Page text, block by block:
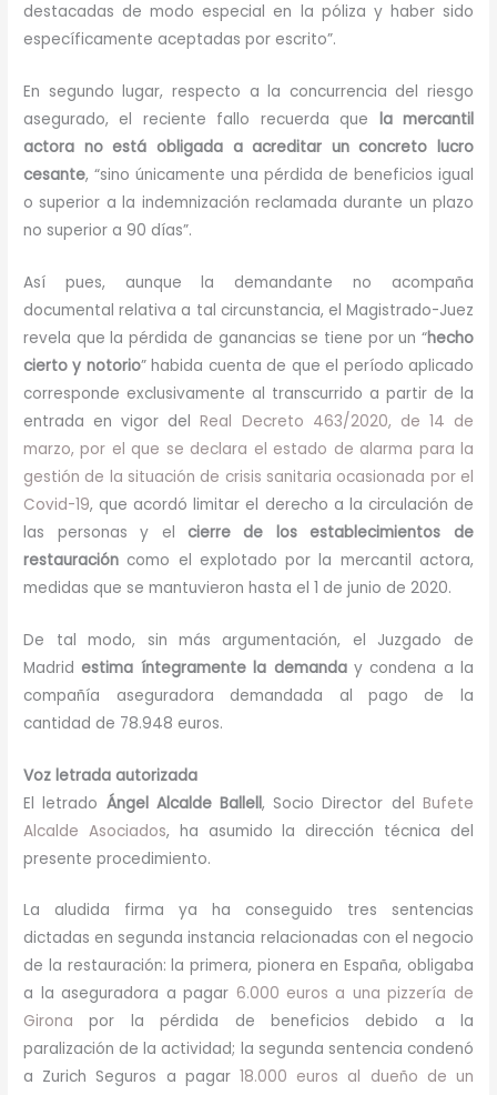
destacadas de modo especial en la póliza y haber sido
específicamente aceptadas por escrito”.
En segundo lugar, respecto a la concurrencia del riesgo
asegurado, el reciente fallo recuerda que la mercantil
actora no está obligada a acreditar un concreto lucro
cesante, “sino únicamente una pérdida de beneficios igual
o superior a la indemnización reclamada durante un plazo
no superior a 90 días”.
Así pues, aunque la demandante no acompaña
documental relativa a tal circunstancia, el Magistrado-Juez
revela que la pérdida de ganancias se tiene por un “hecho
cierto y notorio” habida cuenta de que el período aplicado
corresponde exclusivamente al transcurrido a partir de la
entrada en vigor delReal Decreto 463/2020, de 14 de
marzo, por el que se declara el estado de alarma para la
gestión de la situación de crisis sanitaria ocasionada por el
Covid-19, que acordó limitar el derecho a la circulación de
las personas y el cierre de los establecimientos de
restauración como el explotado por la mercantil actora,
medidas que se mantuvieron hasta el 1 de junio de 2020.
De tal modo, sin más argumentación, el Juzgado de
Madridestima íntegramente la demanday condena a la
compañía aseguradora demandada al pago de la
cantidad de 78.948 euros.
Voz letrada autorizada
El letrado Ángel Alcalde Ballell, Socio Director del Bufete
Alcalde Asociados, ha asumido la dirección técnica del
presente procedimiento.
La aludida firma ya ha conseguido tres sentencias
dictadas en segunda instancia relacionadas con el negocio
de la restauración: la primera, pionera en España, obligaba
a la aseguradora a pagar 6.000 euros a una pizzería de
Girona por la pérdida de beneficios debido a la
paralización de la actividad; la segunda sentencia condenó
a Zurich Seguros a pagar 18.000 euros al dueño de un